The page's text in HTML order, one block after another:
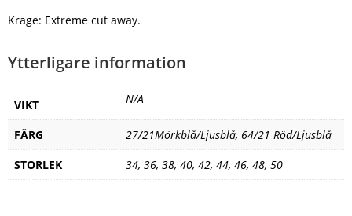
Krage: Extreme cut away.
Ytterligare information
VIKT N/A
FÄRG
27/21Mörkblå/Ljusblå, 64/21 Röd/Ljusblå
STORLEK
34, 36, 38, 40, 42, 44, 46, 48, 50